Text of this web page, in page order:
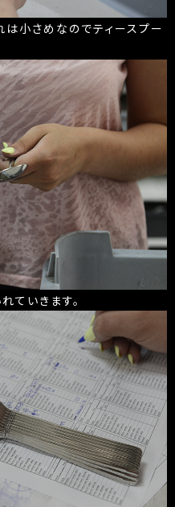
は小さめなのでティースプー
ていきます。